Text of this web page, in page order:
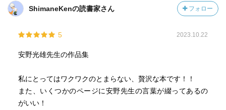
ShimaneKenの読書家さん フォロー
5 2023.10.22
安野光雄先生の作品集
私にとってはワクワクのとまらない、贅沢な本です！！
また、いくつかのページに安野先生の言葉が綴ってあるの
がいい！